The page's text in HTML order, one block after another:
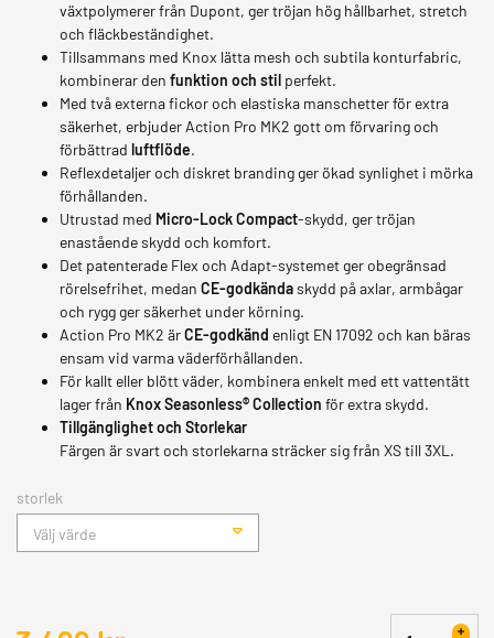
växtpolymerer från Dupont, ger tröjan hög hållbarhet, stretch
och fläckbeständighet.
Tillsammans med Knox lätta mesh och subtila konturfabric,
kombinerar den funktion och stil perfekt.
Med två externa fickor och elastiska manschetter för extra
säkerhet, erbjuder Action Pro MK2 gott om förvaring och
förbättrad luftflöde.
Reflexdetaljer och diskret branding ger ökad synlighet i mörka
förhållanden.
Utrustad med Micro-Lock Compact-skydd, ger tröjan
enastående skydd och komfort.
Det patenterade Flex och Adapt-systemet ger obegränsad
rörelsefrihet, medan CE-godkändaskydd på axlar, armbågar
och rygg ger säkerhet under körning.
Action Pro MK2 ärCE-godkänd enligt EN 17092 och kan bäras
ensam vid varma väderförhållanden.
För kallt eller blött väder, kombinera enkelt med ett vattentätt
lager från Knox Seasonless® Collection för extra skydd.
Tillgänglighet och Storlekar
Färgen är svart och storlekarna sträcker sig från XS till 3XL.
storlek
Välj värde